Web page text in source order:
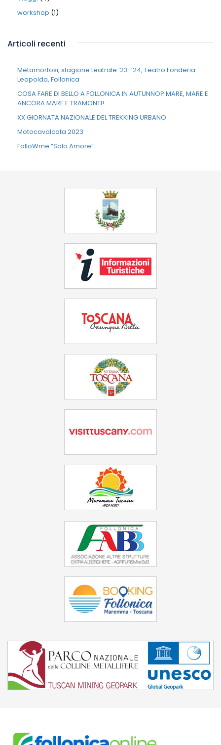
workshop (1)
Articoli recenti
Metamorfosi, stagione teatrale ’23-’24, Teatro Fonderia
Leopolda, Follonica
COSA FARE DI BELLO A FOLLONICA IN AUTUNNO? MARE, MARE E
ANCORA MARE E TRAMONTI!
XX GIORNATA NAZIONALE DEL TREKKING URBANO
Motocavalcata 2023
FolloWme “Solo Amore”